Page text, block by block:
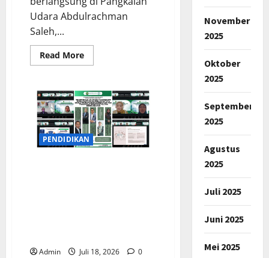
Udara Abdulrachman
Saleh,...
Read MoreRead
more
Prabowo
Pimpin
Panen
Raya
Serentak
Tiga
Komoditas,
Perkuat
PENDIDIKAN
Admin Juli 18, 2026 0
November
2025
Oktober
2025
September
2025
Agustus
2025
Juli 2025
Juni 2025
Mei 2025